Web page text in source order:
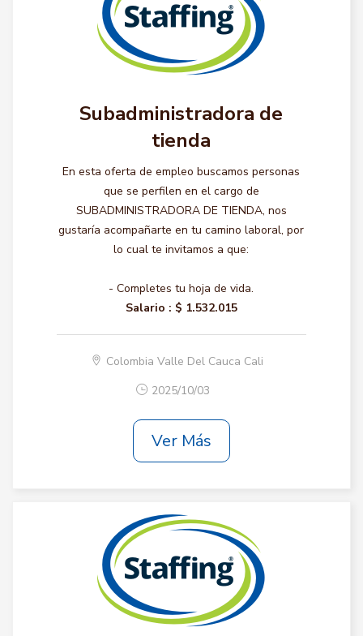
Subadministradora de
tienda
En esta oferta de empleo buscamos personas
que se perfilen en el cargo de
SUBADMINISTRADORA DE TIENDA, nos
gustaría acompañarte en tu camino laboral, por
lo cual te invitamos a que:
- Completes tu hoja de vida.
Salario : $ 1.532.015
Colombia Valle Del Cauca Cali
2025/10/03
Ver Más